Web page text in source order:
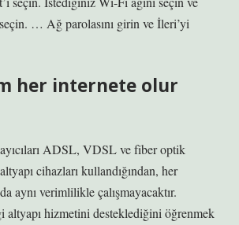
seçin. … Ağ parolasını girin ve İleri’yi
her internete olur
ADSL, VDSL ve fiber optik
cihazları kullandığından, her
aynı verimlilikle çalışmayacaktır.
altyapı hizmetini desteklediğini öğrenmek